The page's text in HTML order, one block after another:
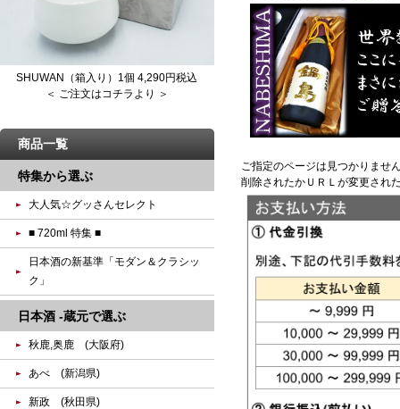
ご指定のページは見つかりませ
削除されたかＵＲＬが変更され
SHUWAN（箱入り）1個 4,290円税込
＜ ご注文はコチラより ＞
商品一覧
特集から選ぶ
大人気☆グッさんセレクト
■ 720ml 特集 ■
日本酒の新基準「モダン＆クラシッ
ク」
日本酒 -蔵元で選ぶ
秋鹿,奥鹿 (大阪府)
あべ (新潟県)
新政 (秋田県)